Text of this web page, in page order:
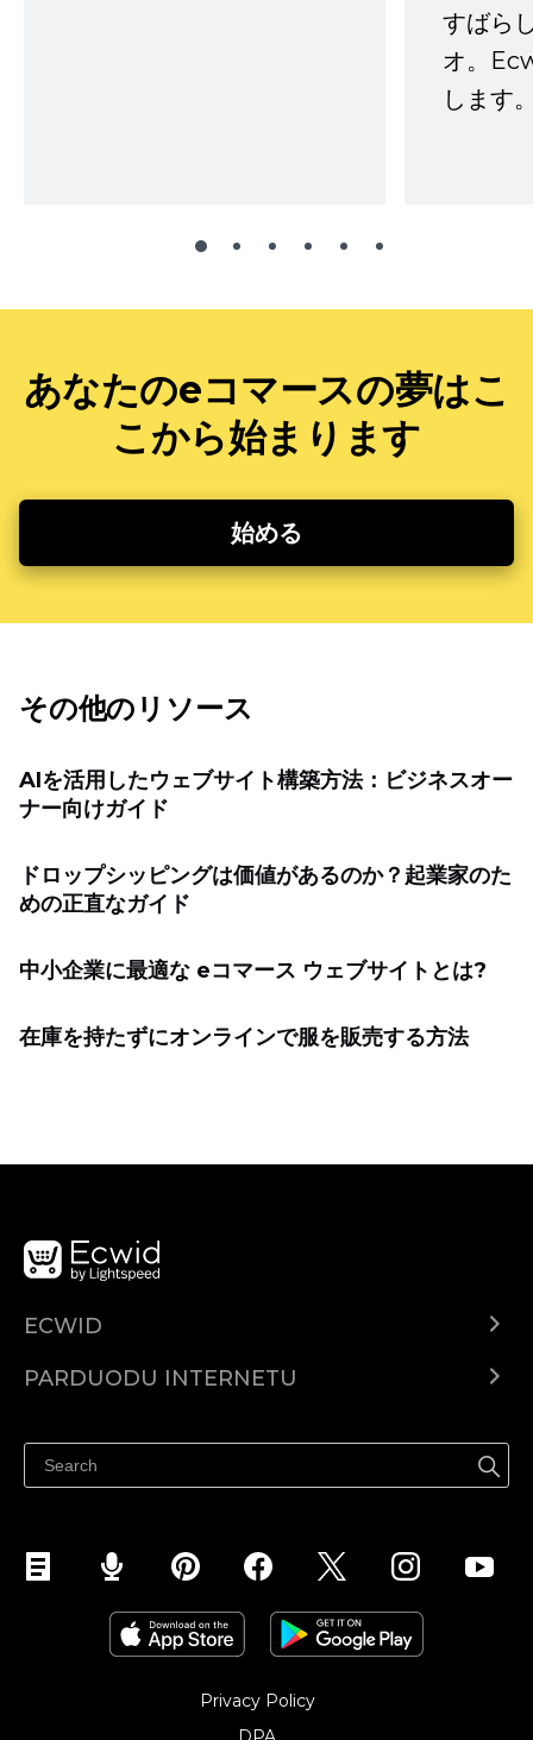
すばら
オ。
します
あなたのeコマースの夢はこ
こから始まります
始める
その他のリソース
AIを活用したウェブサイト構築方法：ビジネスオー
ナー向けガイド
ドロップシッピングは価値があるのか？起業家のた
めの正直なガイド
中小企業に最適な eコマース ウェブサイトとは?
在庫を持たずにオンラインで服を販売する方法
ECWID
Kainodara
PARDUODU INTERNETU
Parduodu Facebook
Parduodu Instagram
Privacy Policy